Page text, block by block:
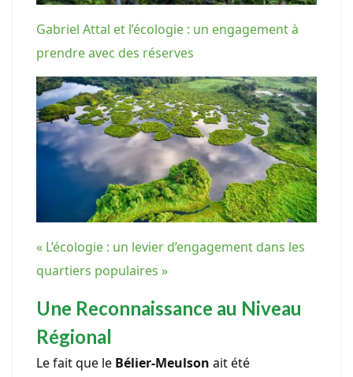
Gabriel Attal et l’écologie : un engagement à
prendre avec des réserves
« L’écologie : un levier d’engagement dans les
quartiers populaires »
Une Reconnaissance au Niveau
Régional
Le fait que le Bélier-Meulson ait été